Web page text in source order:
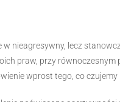
nieagresywny, lecz
praw, przy
wprost tego, co czujemy